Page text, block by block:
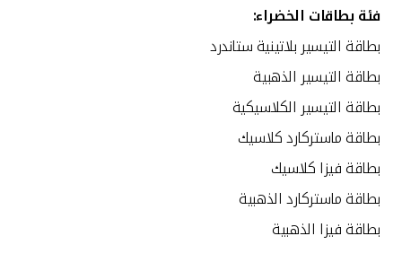
فئةبطاقات الخضراء:
بطاقة التيسير بلاتينية ستاندرد
بطاقة التيسير الذهبية
بطاقة التيسير الكلاسيكية
بطاقة ماستركارد كلاسيك
بطاقة فيزا كلاسيك
بطاقة ماستركارد الذهبية
بطاقة فيزا الذهبية